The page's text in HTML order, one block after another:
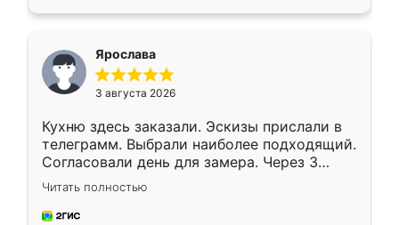
Ярослава
3 августа 2026
Кухню здесь заказали. Эскизы прислали в
телеграмм. Выбрали наиболее подходящий.
Согласовали день для замера. Через 3
недели кухня была уже готова. Остались
довольны работой. Спасибо Ренессанс
мебель за качественную работу!
Читать полностью